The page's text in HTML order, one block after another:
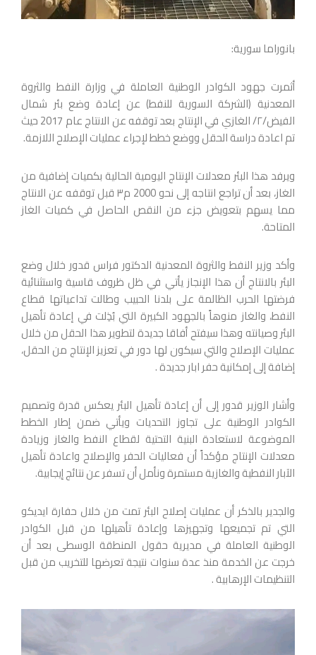
بانوراما سورية:
أثمرت جهود الكوادر الوطنية العاملة في وزارة النفط والثروة
المعدنية (الشركة السورية للنفط) عن إعادة وضع بئر شمال
الفيض/٢/ الغازي في الإنتاج بعد توقفه عن الانتاج عام 2017 حيث
تم اعادة دراسة الحقل ووضع خطط لإجراء عمليات الإصلاح اللازمة.
ويرفد هذا البئر معدلات الإنتاج اليومية الحالية بكميات إضافية من
الغاز، بعد أن تراجع انتاجه إلى نحو 2000 م٣ قبل توقفه عن الانتاج
مما يسهم بتعويض جزء من النقص الحاصل في كميات الغاز
المتاحة.
وأكد وزير النفط والثروة المعدنية الدكتور فراس قدور خلال وضع
البئر بالانتاج أن هذا الإنجاز يأتي في ظل ظروف قاسية واستثنائية
فرضتها الحرب الظالمة على بلدنا الحبيب وطالت تداعياتها قطاع
النفط، والغاز منوهاً بالجهود الكبيرة التي بُذِلت في إعادة تأهيل
البئر وصيانته وهذا سيفتح أفاقا جديدة لتطوير هذا الحقل من خلال
عمليات الإصلاح والتي سيكون لها دور في تعزيز الإنتاج من الحقل،
إضافة إلى إمكانية حفر ابار جديدة .
وأشار الوزير قدور إلى أن إعادة تأهيل البئر يعكس قدرة وتصميم
الكوادر الوطنية على تجاوز التحديات ويأتي ضمن إطار الخطط
الموضوعة لاستعادة البنية التحتية لقطاع النفط والغاز وزيادة
معدلات الإنتاج مؤكداً أن فعاليات الحفر والإصلاح واعادة تأهيل
الآبار النفطية والغازية مستمرة ونأمل أن تسفر عن نتائج إيجابية.
والجدير بالذكر أن عمليات إصلاح البئر تمت من خلال حفارة ايديكو
التي تم تجميعها وتجهيزها وإعادة تأهيلها من قبل الكوادر
الوطنية العاملة في مديرية حقول المنطقة الوسطى بعد أن
خرجت عن الخدمة منذ عدة سنوات نتيجة تعرضها للتخريب من قبل
التنظيمات الإرهابية .